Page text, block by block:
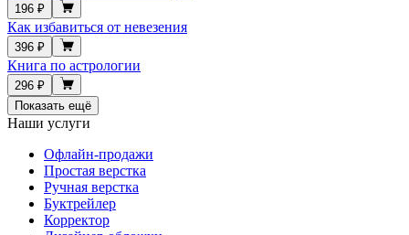
196 ₽
Как избавиться от невезения
396 ₽
Книга по астрологии
296 ₽
Показать ещё
Наши услуги
Офлайн-продажи
Простая верстка
Ручная верстка
Буктрейлер
Корректор